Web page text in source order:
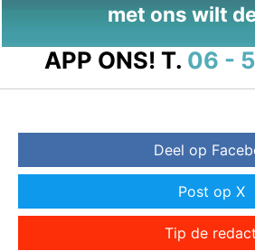
met ons wilt
APP ONS! T. 06 -
Deel op
Post op X
Tip de